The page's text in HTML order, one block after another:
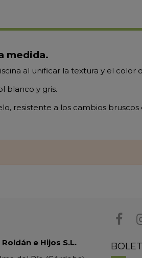
medida.
al unificar la textura y el color
blanco y gris.
resistente a los cambios
e Hijos S.L.